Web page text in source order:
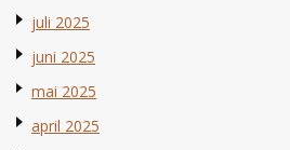
juli 2025
juni 2025
mai 2025
april 2025